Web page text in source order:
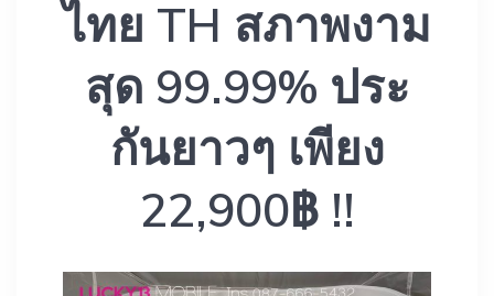
ไทย TH สภาพงาม
สุด 99.99% ประ
กันยาวๆ เพียง
22,900฿ !!